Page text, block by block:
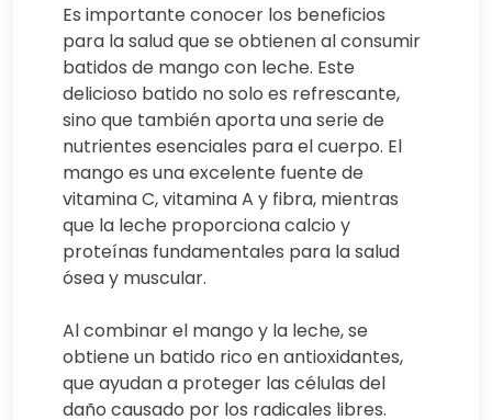
Es importante conocer los beneficios
para la salud que se obtienen al consumir
batidos de mango con leche. Este
delicioso batido no solo es refrescante,
sino que también aporta una serie de
nutrientes esenciales para el cuerpo. El
mango es una excelente fuente de
vitamina C, vitamina A y fibra, mientras
que la leche proporciona calcio y
proteínas fundamentales para la salud
ósea y muscular.
Al combinar el mango y la leche, se
obtiene un batido rico en antioxidantes,
que ayudan a proteger las células del
daño causado por los radicales libres.